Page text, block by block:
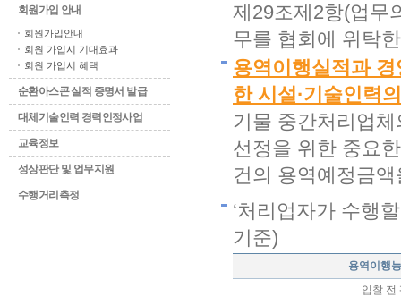
회원가입 안내
회원가입안내
회원 가입시 기대효과
회원 가입시 혜택
순환아스콘 실적 증명서 발급
대체기술인력 경력인정사업
교육정보
성상판단 및 업무지원
수행거리측정
제29조제2항(업무
무를 협회에 위탁
용역이행실적과
한 시설·기술인력
기물 중간처리업
선정을 위한 중요
건의 용역예정금
‘처리업자가 수행
기준)
용역이행
입찰 전